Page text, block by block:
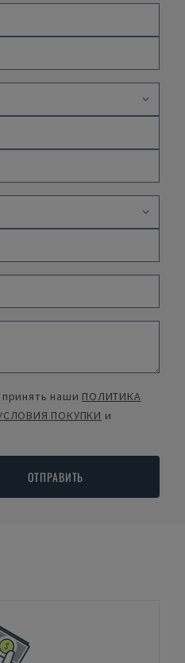
наши ПОЛИТИКА
ПОКУПКИ и
ОТПРАВИТЬ